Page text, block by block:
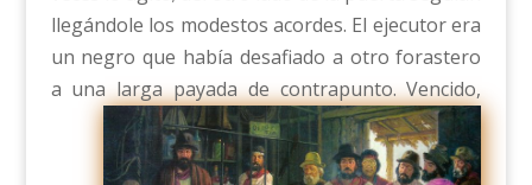
llegándole los modestos acordes. El ejecutor era
un negro que había desafiado a otro forastero
a una larga payada de contrapunto.Vencido,